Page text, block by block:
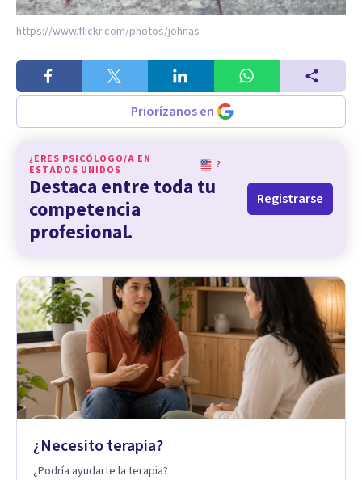
https://www.flickr.com/photos/johnas
Priorízanos en
¿ERES PSICÓLOGO/A EN
ESTADOS UNIDOS
?
Destaca entre toda tu
competencia
profesional.
Registrarse
¿Necesito terapia?
¿Podría ayudarte la terapia?